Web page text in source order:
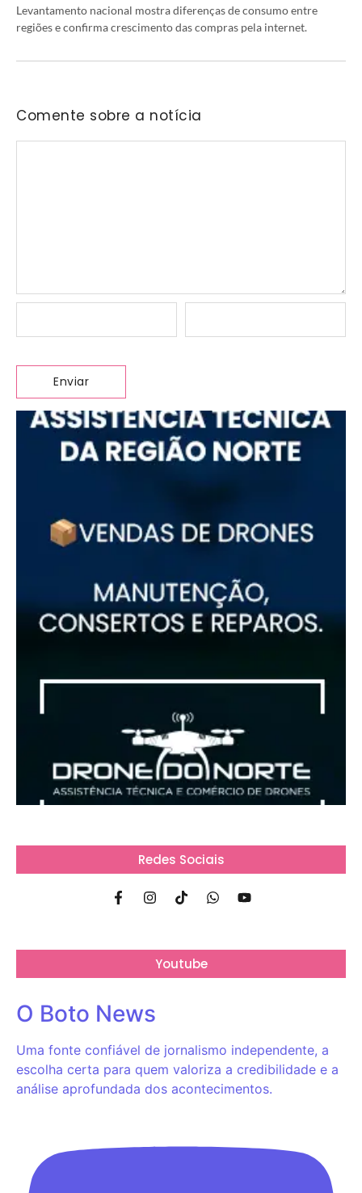
Levantamento nacional mostra diferenças de consumo entre
regiões e confirma crescimento das compras pela internet.
Comente sobre a notícia
Redes Sociais
Youtube
O Boto News
Uma fonte confiável de jornalismo independente, a
escolha certa para quem valoriza a credibilidade e a
análise aprofundada dos acontecimentos.